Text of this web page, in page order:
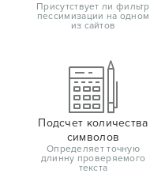
Присутствует ли фильтр
пессимизации на одном
из сайтов
Подсчет количества
символов
Определяет точную
длинну проверяемого
текста